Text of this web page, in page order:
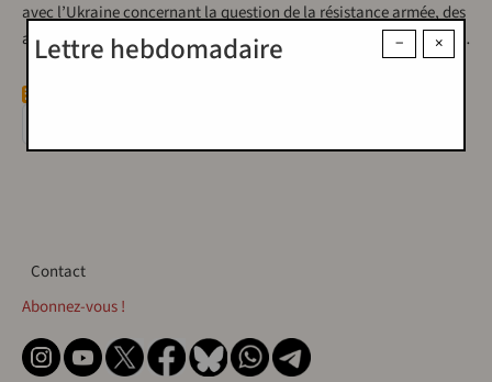
avec l’Ukraine concernant la question de la résistance armée, des
armes et de la lutte contre le militarisme.Le Réseau européen de…
×
−
Lettre hebdomadaire
Contact
Contact
Abonnez-vous !